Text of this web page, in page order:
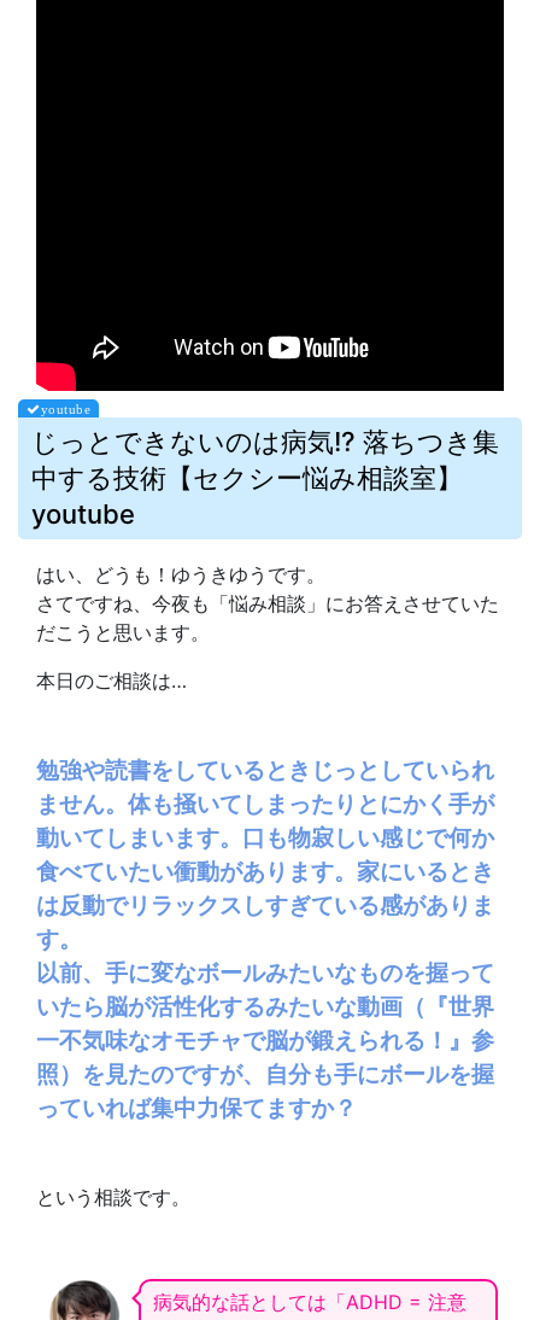
じっとできないのは病気!? 落ちつき集
中する技術【セクシー悩み相談室】
youtube
はい、どうも！ゆうきゆうです。
さてですね、今夜も「悩み相談」にお答えさせていた
だこうと思います。
本日のご相談は…
勉強や読書をしているときじっとしていられ
ません。体も掻いてしまったりとにかく手が
動いてしまいます。口も物寂しい感じで何か
食べていたい衝動があります。家にいるとき
は反動でリラックスしすぎている感がありま
す。
以前、手に変なボールみたいなものを握って
いたら脳が活性化するみたいな動画（『世界
一不気味なオモチャで脳が鍛えられる！』参
照）を見たのですが、自分も手にボールを握
っていれば集中力保てますか？
という相談です。
病気的な話としては「ADHD = 注意